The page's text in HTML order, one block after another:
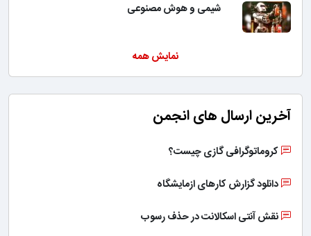
شیمی و هوش مصنوعی
نمایش همه
آخرین ارسال های انجمن
کروماتوگرافی گازی چیست؟
دانلود گزارش کارهای ازمایشگاه
نقش آنتی اسکالانت در حذف رسوب